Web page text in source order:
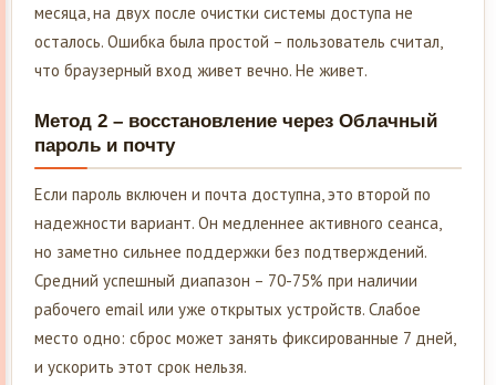
месяца, на двух после очистки системы доступа не
осталось. Ошибка была простой – пользователь считал,
что браузерный вход живет вечно. Не живет.
Метод 2 – восстановление через Облачный
пароль и почту
Если пароль включен и почта доступна, это второй по
надежности вариант. Он медленнее активного сеанса,
но заметно сильнее поддержки без подтверждений.
Средний успешный диапазон – 70-75% при наличии
рабочего email или уже открытых устройств. Слабое
место одно: сброс может занять фиксированные 7 дней,
и ускорить этот срок нельзя.